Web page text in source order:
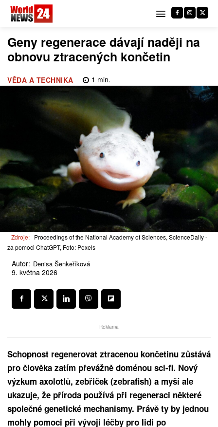
Geny regenerace dávají naději na
obnovu ztracených končetin
VĚDA A TECHNIKA 1 min.
Zdroje: Proceedings of the National Academy of Sciences, ScienceDaily -
za pomoci ChatGPT, Foto: Pexels
Autor: Denisa Šenkeříková
9. května 2026
Reklama
Schopnost regenerovat ztracenou končetinu zůstává
pro člověka zatím převážně doménou sci-fi. Nový
výzkum axolotlů, zebřiček (zebrafish) a myší ale
ukazuje, že příroda používá při regeneraci některé
společné genetické mechanismy. Právě ty by jednou
mohly pomoci při vývoji léčby pro lidi po